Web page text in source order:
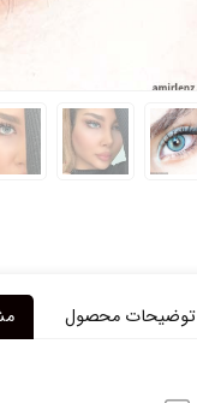
توضیحات محصول